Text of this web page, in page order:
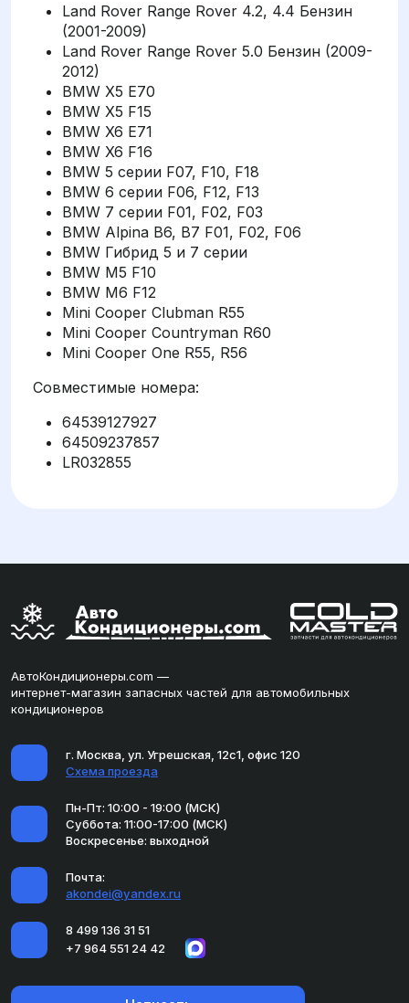
Land Rover Range Rover 4.2, 4.4 Бензин
(2001-2009)
Land Rover Range Rover 5.0 Бензин (2009-
2012)
BMW X5 E70
BMW X5 F15
BMW X6 E71
BMW X6 F16
BMW 5 серии F07, F10, F18
BMW 6 серии F06, F12, F13
BMW 7 серии F01, F02, F03
BMW Alpina B6, B7 F01, F02, F06
BMW Гибрид 5 и 7 серии
BMW M5 F10
BMW M6 F12
Mini Cooper Clubman R55
Mini Cooper Countryman R60
Mini Cooper One R55, R56
Совместимые номера:
64539127927
64509237857
LR032855
АвтоКондиционеры.com —
интернет-магазин запасных частей для автомобильных
кондиционеров
г. Москва, ул. Угрешская, 12с1, офис 120
Схема проезда
Пн-Пт: 10:00 - 19:00 (МСК)
Суббота: 11:00-17:00 (МСК)
Воскресенье: выходной
Почта:
akondei@yandex.ru
8 499 136 31 51
+7 964 551 24 42